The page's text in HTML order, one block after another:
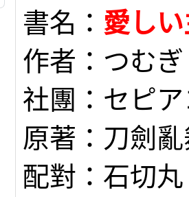
書名： 愛し
作者：つむぎ
社團：セピ
原著：刀劍
配對：石切